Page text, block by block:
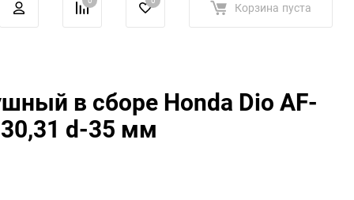
Корзина пуста
в сборе Honda Dio AF-
d-35 мм